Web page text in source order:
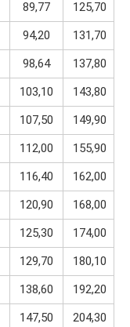
89,77 125,70
94,20 131,70
98,64 137,80
103,10 143,80
107,50 149,90
112,00 155,90
116,40 162,00
120,90 168,00
125,30 174,00
129,70 180,10
138,60 192,20
147,50 204,30